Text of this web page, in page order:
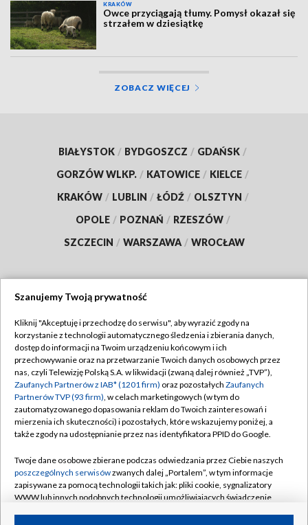
KRAKÓW
Owce przyciągają tłumy. Pomysł okazał się
strzałem w dziesiątkę
ZOBACZ WIĘCEJ
BIAŁYSTOK / BYDGOSZCZ / GDAŃSK /
GORZÓW WLKP. / KATOWICE / KIELCE /
KRAKÓW / LUBLIN / ŁÓDŹ / OLSZTYN /
OPOLE / POZNAŃ / RZESZÓW /
SZCZECIN / WARSZAWA / WROCŁAW
TVP
Abonament TVP
Emisja w TVP
Centrum informacji TVP
Naziemna Telewizja Cyfrowa
Rada Programowa
System NOS
Informacje o nadawcy
Regulamin TVP
Polityka prywatności
Moje zgody
Pomoc
Kontakt
Kanały
Szanujemy Twoją prywatność
Kliknij "Akceptuję i przechodzę do serwisu", aby wyrazić zgody na
korzystanie z technologii automatycznego śledzenia i zbierania danych,
dostęp do informacji na Twoim urządzeniu końcowym i ich
przechowywanie oraz na przetwarzanie Twoich danych osobowych przez
nas, czyli Telewizję Polską S.A. w likwidacji (zwaną dalej również „TVP”),
Zaufanych Partnerów z IAB* (1201 firm) oraz pozostałych Zaufanych
Partnerów TVP (93 firm), w celach marketingowych (w tym do
zautomatyzowanego dopasowania reklam do Twoich zainteresowań i
mierzenia ich skuteczności) i pozostałych, które wskazujemy poniżej, a
także zgody na udostępnianie przez nas identyfikatora PPID do Google.
Twoje dane osobowe zbierane podczas odwiedzania przez Ciebie naszych
poszczególnych serwisówzwanych dalej „Portalem”, w tym informacje
zapisywane za pomocą technologii takich jak: pliki cookie, sygnalizatory
WWW lub innych podobnych technologii umożliwiających świadczenie